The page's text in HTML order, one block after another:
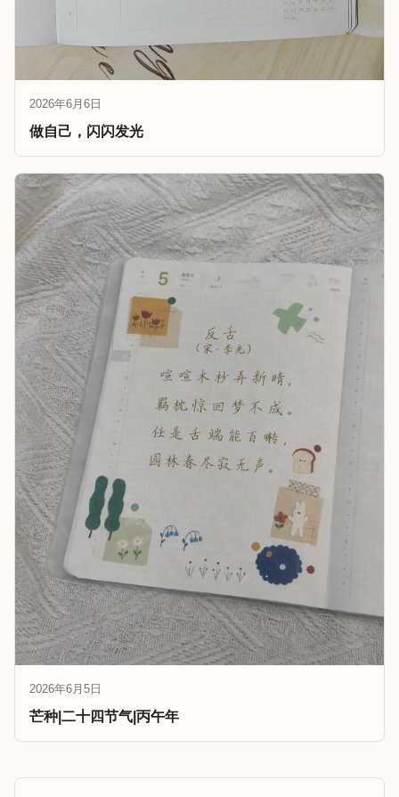
2026年6月6日
做自己，闪闪发光
2026年6月5日
芒种|二十四节气|丙午年